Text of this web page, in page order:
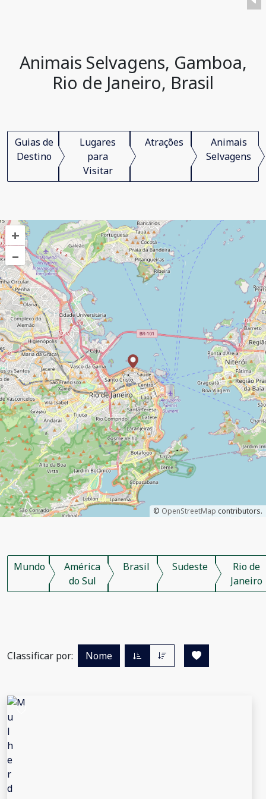
Animais Selvagens, Gamboa,
Rio de Janeiro, Brasil
Guias de
Destino
Lugares
para
Visitar
Atrações
Animais
Selvagens
+
–
© OpenStreetMap contributors.
Mundo
América
do Sul
Brasil Sudeste
Rio de
Janeiro
Classificar por: Nome